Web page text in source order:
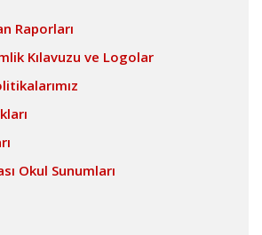
Raporları
Kılavuzu ve Logolar
Okul Sunumları